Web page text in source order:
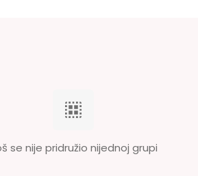
se nije pridružio nijednoj grupi